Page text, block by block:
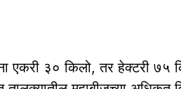
एकरी ३० किलो, तर हेक्टरी ७५